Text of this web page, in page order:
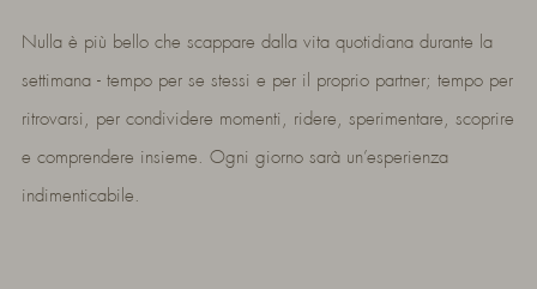
Nulla è più bello che scappare dalla vita quotidiana durante la
settimana - tempo per se stessi e per il proprio partner; tempo per
ritrovarsi, per condividere momenti, ridere, sperimentare, scoprire
e comprendere insieme. Ogni giorno sarà un’esperienza
indimenticabile.